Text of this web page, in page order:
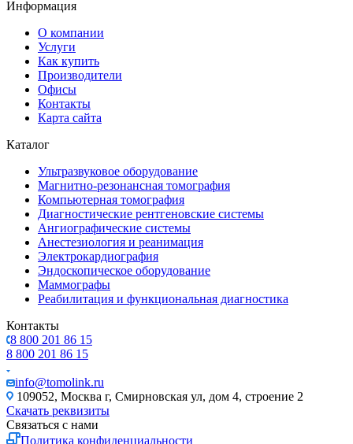
Информация
О компании
Услуги
Как купить
Производители
Офисы
Контакты
Карта сайта
Каталог
Ультразвуковое оборудование
Магнитно-резонансная томография
Компьютерная томография
Диагностические рентгеновские системы
Ангиографические системы
Анестезиология и реанимация
Электрокардиография
Эндоскопическое оборудование
Маммографы
Реабилитация и функциональная диагностика
Контакты
8 800 201 86 15
8 800 201 86 15
info@tomolink.ru
109052, Москва г, Смирновская ул, дом 4, строение 2
Скачать реквизиты
Связаться с нами
Политика конфиденциальности